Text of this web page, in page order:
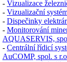
- Vizualizace
- Vizualizační
- Dispečinky
- Monitorování
AQUASERVIS,
- Centrální řídicí
AuCOMP, spol. s